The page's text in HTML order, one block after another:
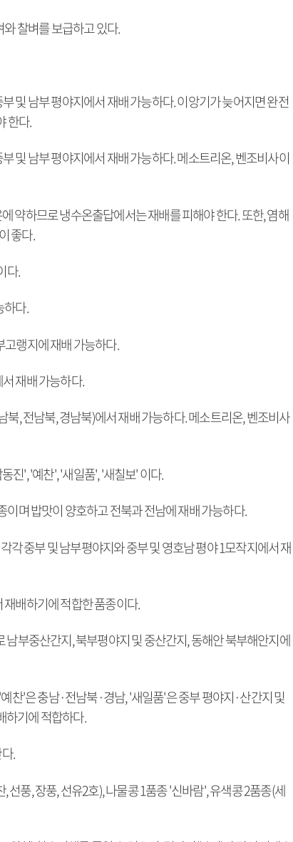
찰벼를 보급하고 있다.
및 남부 평야지에서 재배 가능하다. 이앙기가 늦어지면 완전
한다.
및 남부 평야지에서 재배 가능하다. 메소트리온, 벤조비사이
약하므로 냉수온출답에서는 재배를 피해야 한다. 또한, 염해
좋다.
다.
하다.
랭지에 재배 가능하다.
재배 가능하다.
, 전남북, 경남북)에서 재배 가능하다. 메소트리온, 벤조비사
진', '예찬', '새일품', '새칠보' 이다.
며 밥맛이 양호하고 전북과 전남에 재배 가능하다.
각 중부 및 남부평야지와 중부 및 영호남 평야 1모작지에서 재
배하기에 적합한 품종이다.
부중산간지, 북부평야지 및 중산간지, 동해안 북부해안지에
찬'은 충남·전남북·경남, '새일품'은 중부 평야지·산간지 및
하기에 적합하다.
.
풍, 장풍, 선유2호), 나물콩 1품종 '신바람', 유색콩 2품종(세